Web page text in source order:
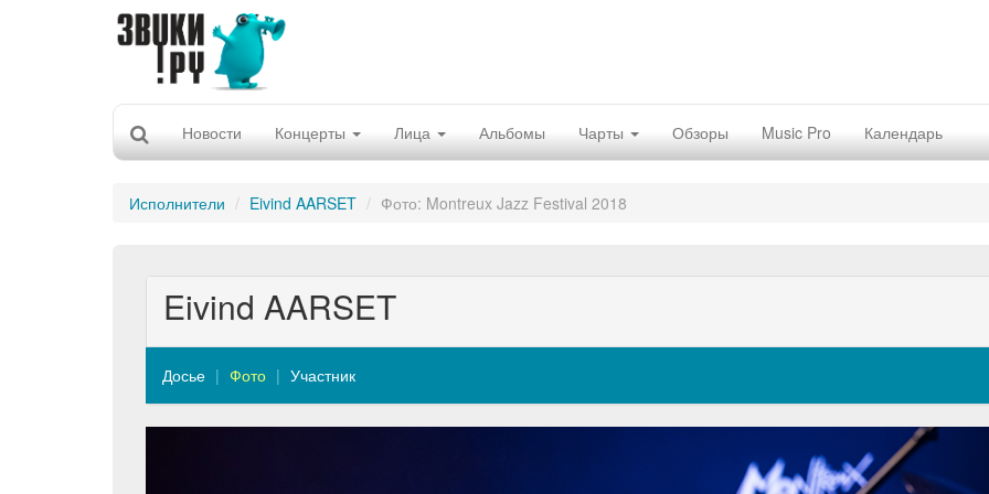
Новости Концерты Лица Альбомы Чарты Обзоры Music Pro Календарь
Исполнители Eivind AARSET Фото: Montreux Jazz Festival 2018
Eivind AARSET
Досье Фото Участник